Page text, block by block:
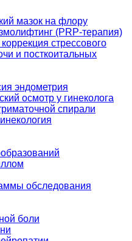
мазок на флору
(PRP-терапия)
стрессового
и посткоитальных
эндометрия
осмотр у гинеколога
спирали
обследования
боли